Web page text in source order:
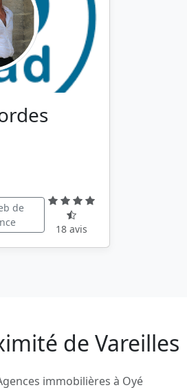
de
18 avis
de Vareilles
immobilières à Oyé